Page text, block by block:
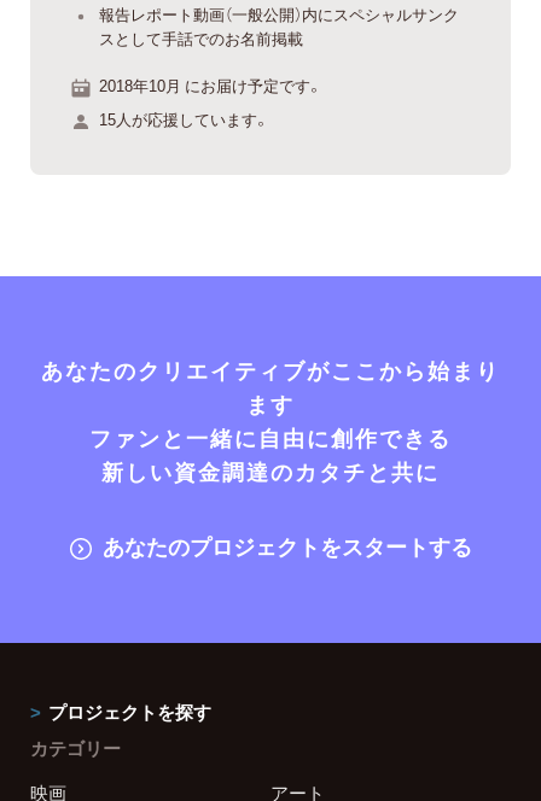
報告レポート動画（一般公開）内にスペシャルサンク
スとして手話でのお名前掲載
2018年10月 にお届け予定です。
15人が応援しています。
あなたのクリエイティブがここから始まり
ます
ファンと一緒に自由に創作できる
新しい資金調達のカタチと共に
あなたのプロジェクトをスタートする
プロジェクトを探す
カテゴリー
映画
アート